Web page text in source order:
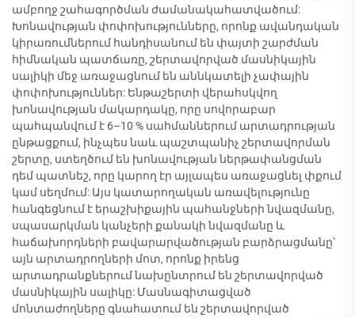
ամբողջ շահագործման ժամանակահատվածում:
Խոնավության փոփոխությունները, որոնք ավանդական
կիրառումներում հանդիսանում են փայտի շարժման
հիմնական պատճառը, շերտավորված մասնիկային
սալիկի մեջ առաջացնում են աննկատելի չափային
փոփոխություններ: Ենթաշերտի վերահսկվող
խոնավության մակարդակը, որը սովորաբար
պահպանվում է 6–10 % սահմաններում արտադրության
ընթացքում, ինչպես նաև պաշտպանիչ շերտավորման
շերտը, ստեղծում են խոնավության ներթափանցման
դեմ պատնեշ, որը կարող էր այլապես առաջացնել փքում
կամ սեղմում: Այս կատարողական առավելությունը
հանգեցնում է երաշխիքային պահանջների նվազմանը,
սպասարկման կանչերի քանակի նվազմանը և
հաճախորդների բավարարվածության բարձրացմանը՝
այն արտադրողների մոտ, որոնք իրենց
արտադրանքներում նախընտրում են շերտավորված
մասնիկային սալիկը: Մասնագիտացված
մոնտաժողները գնահատում են շերտավորված